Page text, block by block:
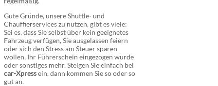
Gute Gründe, unsere Shuttle- und
Chauffierservices zu nutzen, gibt es viele:
Sei es, dass Sie selbst über kein geeignetes
Fahrzeug verfügen, Sie ausgelassen feiern
oder sich den Stress am Steuer sparen
wollen, Ihr Führerschein eingezogen wurde
oder sonstiges mehr. Steigen Sie einfach bei
car-Xpressein, dann kommen Sie so oder so
gut an.